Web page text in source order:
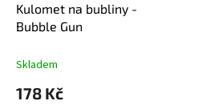
Kulomet na bubliny -
Bubble Gun
Skladem
178 Kč